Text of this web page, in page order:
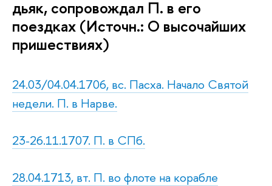
дьяк, сопровождал П. в его
поездках (Источн.: О высочайших
пришествиях)
24.03/04.04.1706, вс. Пасха. Начало Святой
недели. П. в Нарве.
23-26.11.1707. П. в СПб.
28.04.1713, вт. П. во флоте на корабле